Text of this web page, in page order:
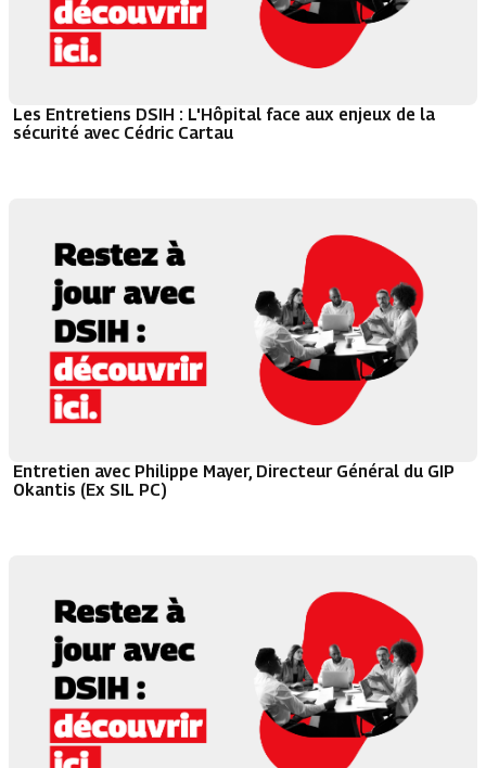
Les Entretiens DSIH : L'Hôpital face aux enjeux de la
sécurité avec Cédric Cartau
Entretien avec Philippe Mayer, Directeur Général du GIP
Okantis (Ex SIL PC)